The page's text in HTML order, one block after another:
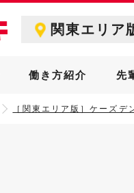
関東エリア
働き方紹介 先
［関東エリア版］ケーズデ